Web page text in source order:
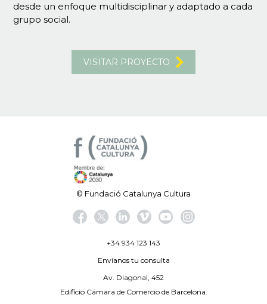
desde un enfoque multidisciplinar y adaptado a cada
grupo social.
VISITAR PROYECTO
© Fundació Catalunya Cultura
+34 934 123 143
Envíanos tu consulta
Av. Diagonal, 452
Edificio Cámara de Comercio de Barcelona.